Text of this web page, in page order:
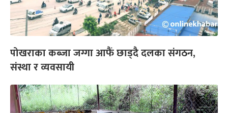
पोखराका कब्जा जग्गा आफैं छाड्दै दलका संगठन,
संस्था र व्यवसायी